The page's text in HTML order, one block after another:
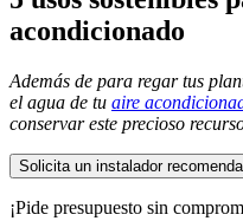
acondicionado
Además de para regar tus
el agua de tu aire
conservar este precioso
Solicita un instalador
¡Pide presupuesto sin